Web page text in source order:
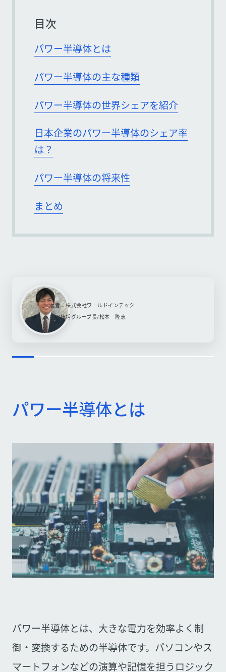
目次
パワー半導体とは
パワー半導体の主な種類
パワー半導体の世界シェアを紹介
日本企業のパワー半導体のシェア率
は？
パワー半導体の将来性
まとめ
著者：株式会社ワールドインテック
採用統括グループ長/松本 隆志
パワー半導体とは
パワー半導体とは、大きな電力を効率よく制
御・変換するための半導体です。パソコンやス
マートフォンなどの演算や記憶を担うロジック